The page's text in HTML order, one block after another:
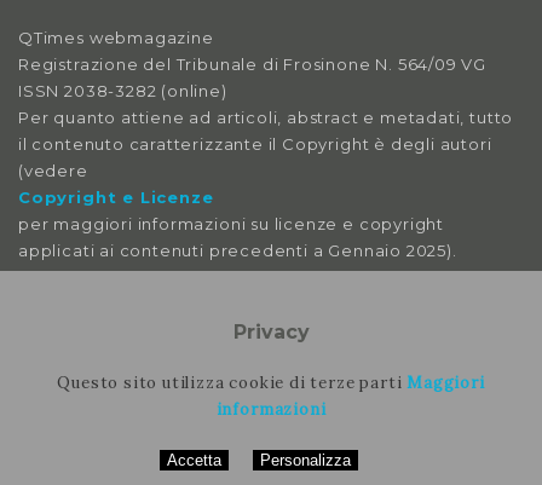
QTimes webmagazine
Registrazione del Tribunale di Frosinone N. 564/09 VG
ISSN 2038-3282 (online)
Per quanto attiene ad articoli, abstract e metadati, tutto
il contenuto caratterizzante il Copyright è degli autori
(vedere
Copyright e Licenze
per maggiori informazioni su licenze e copyright
applicati ai contenuti precedenti a Gennaio 2025).
splitshire
Per contattare la rimozione contattare il nostro staff
Privacy
Questo sito utilizza cookie di terze partiMaggiori
informazioni
Accetta Personalizza